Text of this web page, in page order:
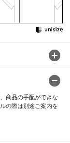
商品の手配ができな
の際は別途ご案内を